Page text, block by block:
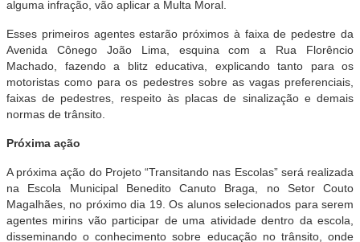
alguma infração, vão aplicar a Multa Moral.
Esses primeiros agentes estarão próximos à faixa de pedestre da
Avenida Cônego João Lima, esquina com a Rua Florêncio
Machado, fazendo a blitz educativa, explicando tanto para os
motoristas como para os pedestres sobre as vagas preferenciais,
faixas de pedestres, respeito às placas de sinalização e demais
normas de trânsito.
Próxima ação
A próxima ação do Projeto “Transitando nas Escolas” será realizada
na Escola Municipal Benedito Canuto Braga, no Setor Couto
Magalhães, no próximo dia 19. Os alunos selecionados para serem
agentes mirins vão participar de uma atividade dentro da escola,
disseminando o conhecimento sobre educação no trânsito, onde